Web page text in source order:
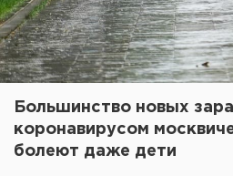
Большинство новых
коронавирусом
болеют даже дети